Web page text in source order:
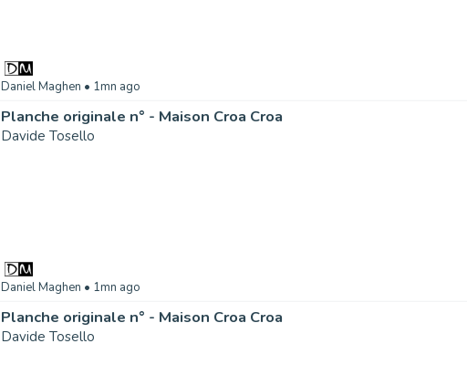
Daniel Maghen • 1mn ago
Planche originale n° - Maison Croa Croa
Davide Tosello
Daniel Maghen • 1mn ago
Planche originale n° - Maison Croa Croa
Davide Tosello